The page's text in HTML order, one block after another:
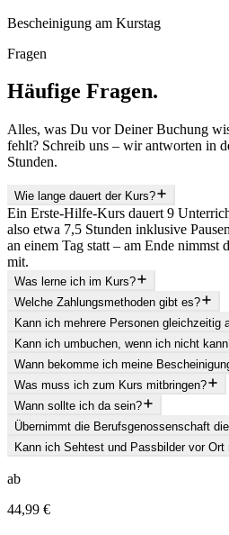
Bescheinigung am Kurstag
Fragen
Häufige Fragen.
Alles, was Du vor Deiner Buchung
fehlt? Schreib uns – wir antworten in
Stunden.
Wie lange dauert der Kurs?
Ein Erste-Hilfe-Kurs dauert 9
also etwa 7,5 Stunden inklusive
an einem Tag statt – am Ende nimmst
mit.
Was lerne ich im Kurs?
Welche Zahlungsmethoden gibt es?
Kann ich mehrere Personen gleichzeitig
Kann ich umbuchen, wenn ich nicht
Wann bekomme ich meine
Was muss ich zum Kurs mitbringen?
Wann sollte ich da sein?
Übernimmt die Berufsgenossenschaft
Kann ich Sehtest und Passbilder vor Ort
ab
44,99 €